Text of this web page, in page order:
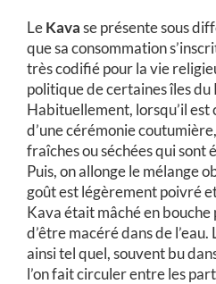
LeKavase présente sous
que sa consommation
très codifié pour la vie
politique de certaines îles du
Habituellement, lorsqu’il est
d’une cérémonie
fraîches ou séchées qui sont
Puis, on allonge le mélange
goût est légèrement poivré
Kava était mâché en
d’être macéré dans de
ainsi tel quel, souvent bu
l’on fait circuler entre les